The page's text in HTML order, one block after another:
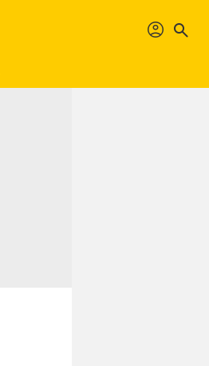
profil search